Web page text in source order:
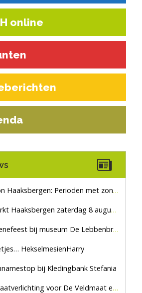
online
Perioden met zon en droog
zaterdag 8 augustus, marktplein Haaksbergen
bij museum De Lebbenbrugge
HekselmesienHarry
bij Kledingbank Stefania
voor De Veldmaat en De Pas